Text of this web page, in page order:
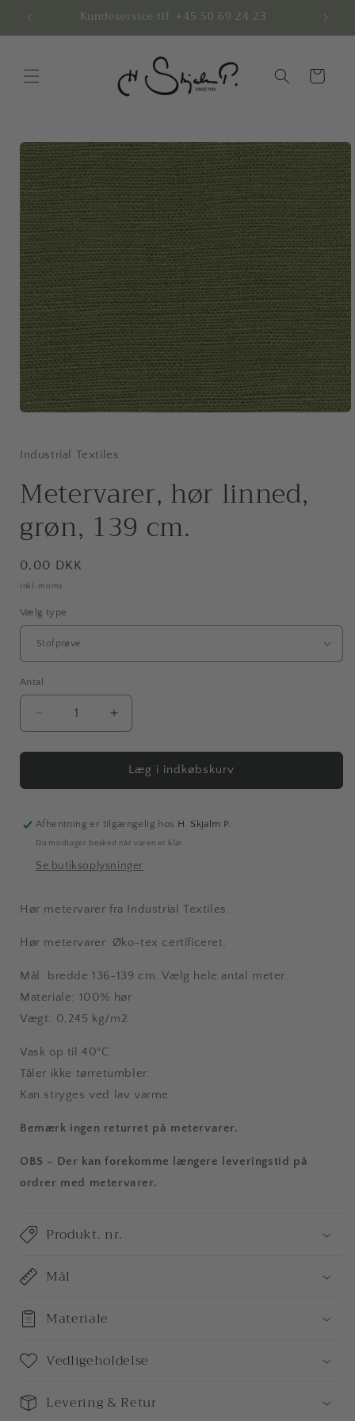
indhold
Kundeservice tlf. +45 50 69 24 23
Indkøbskurv
til
iIndustrial Textiles
Metervarer, hør linned,
grøn, 139 cm.
Normalpris
0,00 DKK
Inkl. moms
Vælg type
Antal
Antal
Reducer
antallet
for
hør
grøn,
139
Øg
antallet
for
Metervarer,
hør
grøn,
139
Læg i indkøbskurv
Afhentning er tilgængelig hos H. Skjalm P.
Du modtager besked når varen er klar
Se butiksoplysninger
Hør metervarer fra Industrial Textiles.
Hør metervarer. Øko-tex certificeret.
Mål: bredde 136-139 cm. Vælg hele antal meter.
Materiale: 100% hør
Vægt: 0,245 kg/m2
Vask op til 40°C
Tåler ikke tørretumbler.
Kan stryges ved lav varme
Bemærk ingen returret på metervarer.
OBS - Der kan forekomme længere leveringstid på
ordrer med metervarer.
Produkt. nr.
Mål
Materiale
Vedligeholdelse
Levering & Retur